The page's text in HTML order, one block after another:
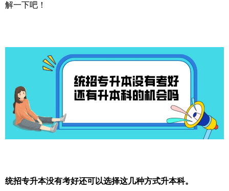
解一下吧！
统招专升本没有考好还可以选择这几种方式升本科。